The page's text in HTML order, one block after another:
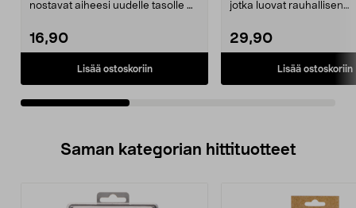
nostavat aiheesi uudelle tasolle –
16,90
Lisää ostoskoriin
jotka luovat rauhallisen
29,90
Lisää ostoskoriin
Saman kategorian hittituotteet